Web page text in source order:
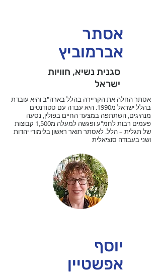
אסתר
אברמוביץ
סגנית נשיא, חוויות
ישראל
אסתר החלה את הקריירה בהלל בארה"ב והיא עובדת
בהלל ישראל מ1990. היא עבדה עם סטודנטים
מנהיגים, השתתפה במצעד החיים בפולין, נסעה
פעמים רבות לחמ"ע ופגשה למעלה מ1,500 קבוצות
של תגלית – הלל. לאסתר תואר ראשון בלימודי יהדות
ושני בעבודה סוציאלית
יוסף
אפשטיין